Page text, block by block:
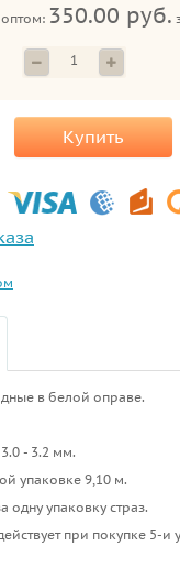
350.00 руб.
Купить
в белой оправе.
- 3.2 мм.
упаковке 9,10 м.
одну упаковку страз.
при покупке 5-и